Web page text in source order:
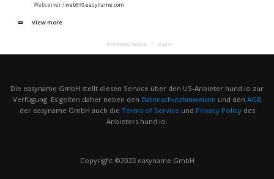
Webserver /web510.easyname.com
View more
Powered By Hund.io English
Die easyname GmbH stellt diesen Service über den US-Anbieter hund.io zur
Verfügung. Es gelten daher neben den Datenschutzhinweisen und den AGB
der easyname GmbH auch die Terms of Service und Privacy Policydes
Anbieters hund.io.
Copyright ©2023 easyname GmbH